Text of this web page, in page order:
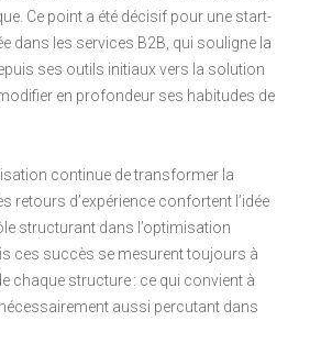
Ce point a été décisif pour une start-
dans les services B2B, qui souligne la
ses outils initiaux vers la solution
en profondeur ses habitudes de
continue de transformer la
retours d’expérience confortent l’idée
structurant dans l’optimisation
ces succès se mesurent toujours à
chaque structure : ce qui convient à
aussi percutant dans